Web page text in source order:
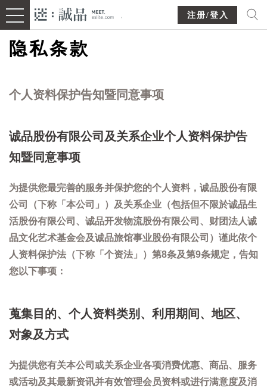
注册/登入
隐私条款
个人资料保护告知暨同意事项
诚品股份有限公司及关系企业个人资料保护告
知暨同意事项
为提供您最完善的服务并保护您的个人资料，诚品股份有限
公司（下称「本公司」）及关系企业（包括但不限於诚品生
活股份有限公司、诚品开发物流股份有限公司、财团法人诚
品文化艺术基金会及诚品旅馆事业股份有限公司）谨此依个
人资料保护法（下称「个资法」）第8条及第9条规定，告知
您以下事项：
蒐集目的、个人资料类别、利用期间、地区、
对象及方式
为提供您有关本公司或关系企业各项消费优惠、商品、服务
或活动及其最新资讯并有效管理会员资料或进行满意度及消